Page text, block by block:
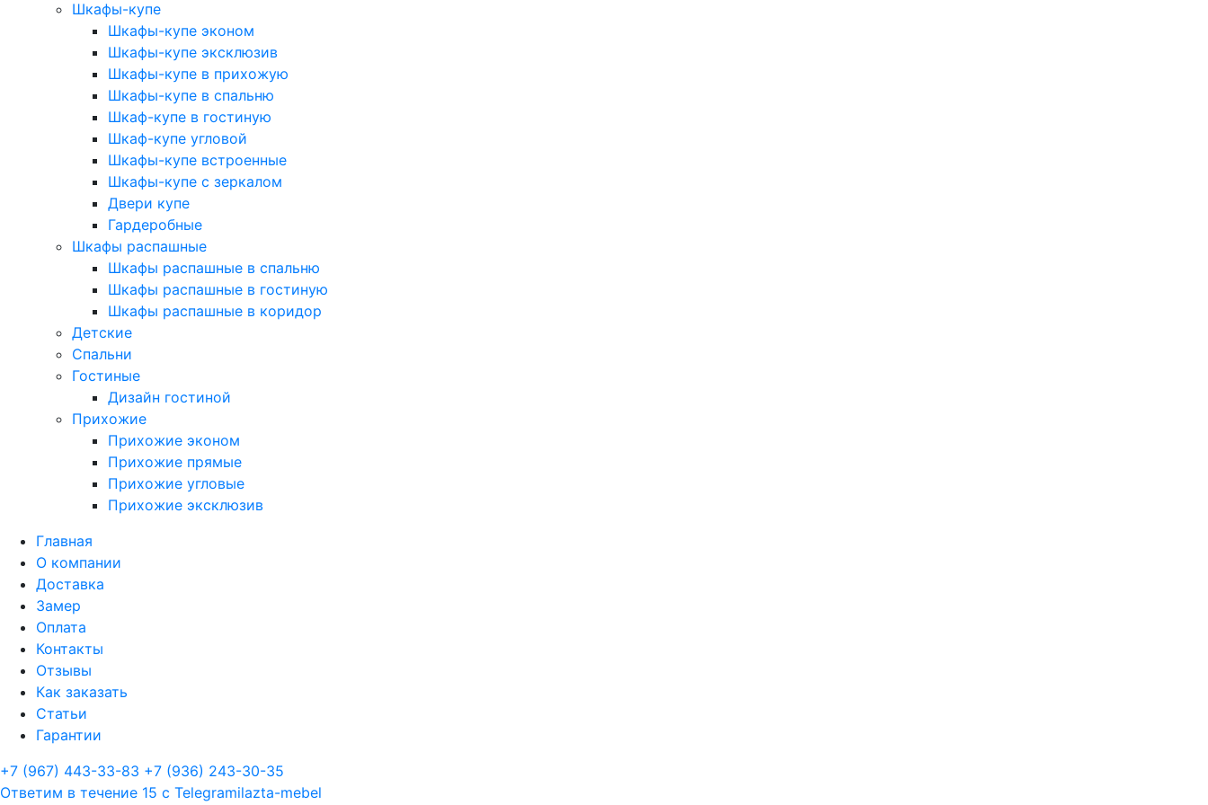
Шкафы-купе
Шкафы-купе эконом
Шкафы-купе эксклюзив
Шкафы-купе в прихожую
Шкафы-купе в спальню
Шкаф-купе в гостиную
Шкаф-купе угловой
Шкафы-купе встроенные
Шкафы-купе с зеркалом
Двери купе
Гардеробные
Шкафы распашные
Шкафы распашные в спальню
Шкафы распашные в гостиную
Шкафы распашные в коридор
Детские
Спальни
Гостиные
Дизайн гостиной
Прихожие
Прихожие эконом
Прихожие прямые
Прихожие угловые
Прихожие эксклюзив
Главная
О компании
Доставка
Замер
Оплата
Контакты
Отзывы
Как заказать
Статьи
Гарантии
+7 (967) 443-33-83 +7 (936) 243-30-35
Ответим в течение 15 с Telegramilazta-mebel